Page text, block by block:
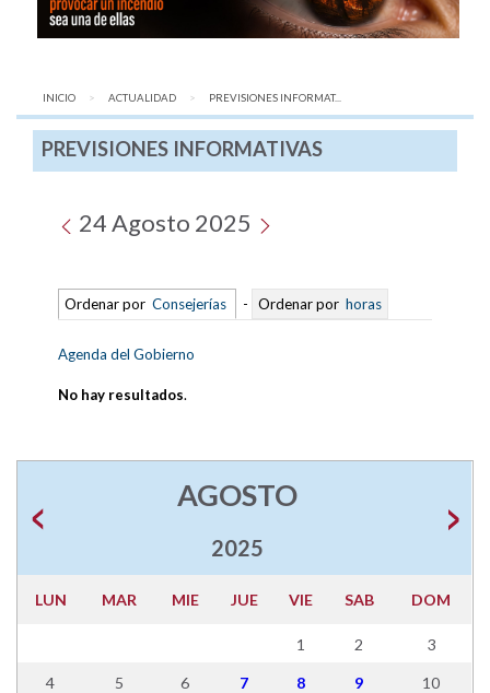
INICIO ACTUALIDAD AQUÍ:
PREVISIONES INFORMAT...
PREVISIONES INFORMATIVAS
24 Agosto 2025
Ordenar por Consejerías - Ordenar por horas
Agenda del Gobierno
No hay resultados.
AGOSTO
2025
LUN MAR MIE JUE VIE SAB DOM
1 2 3
4 5 6 7 8 9 10